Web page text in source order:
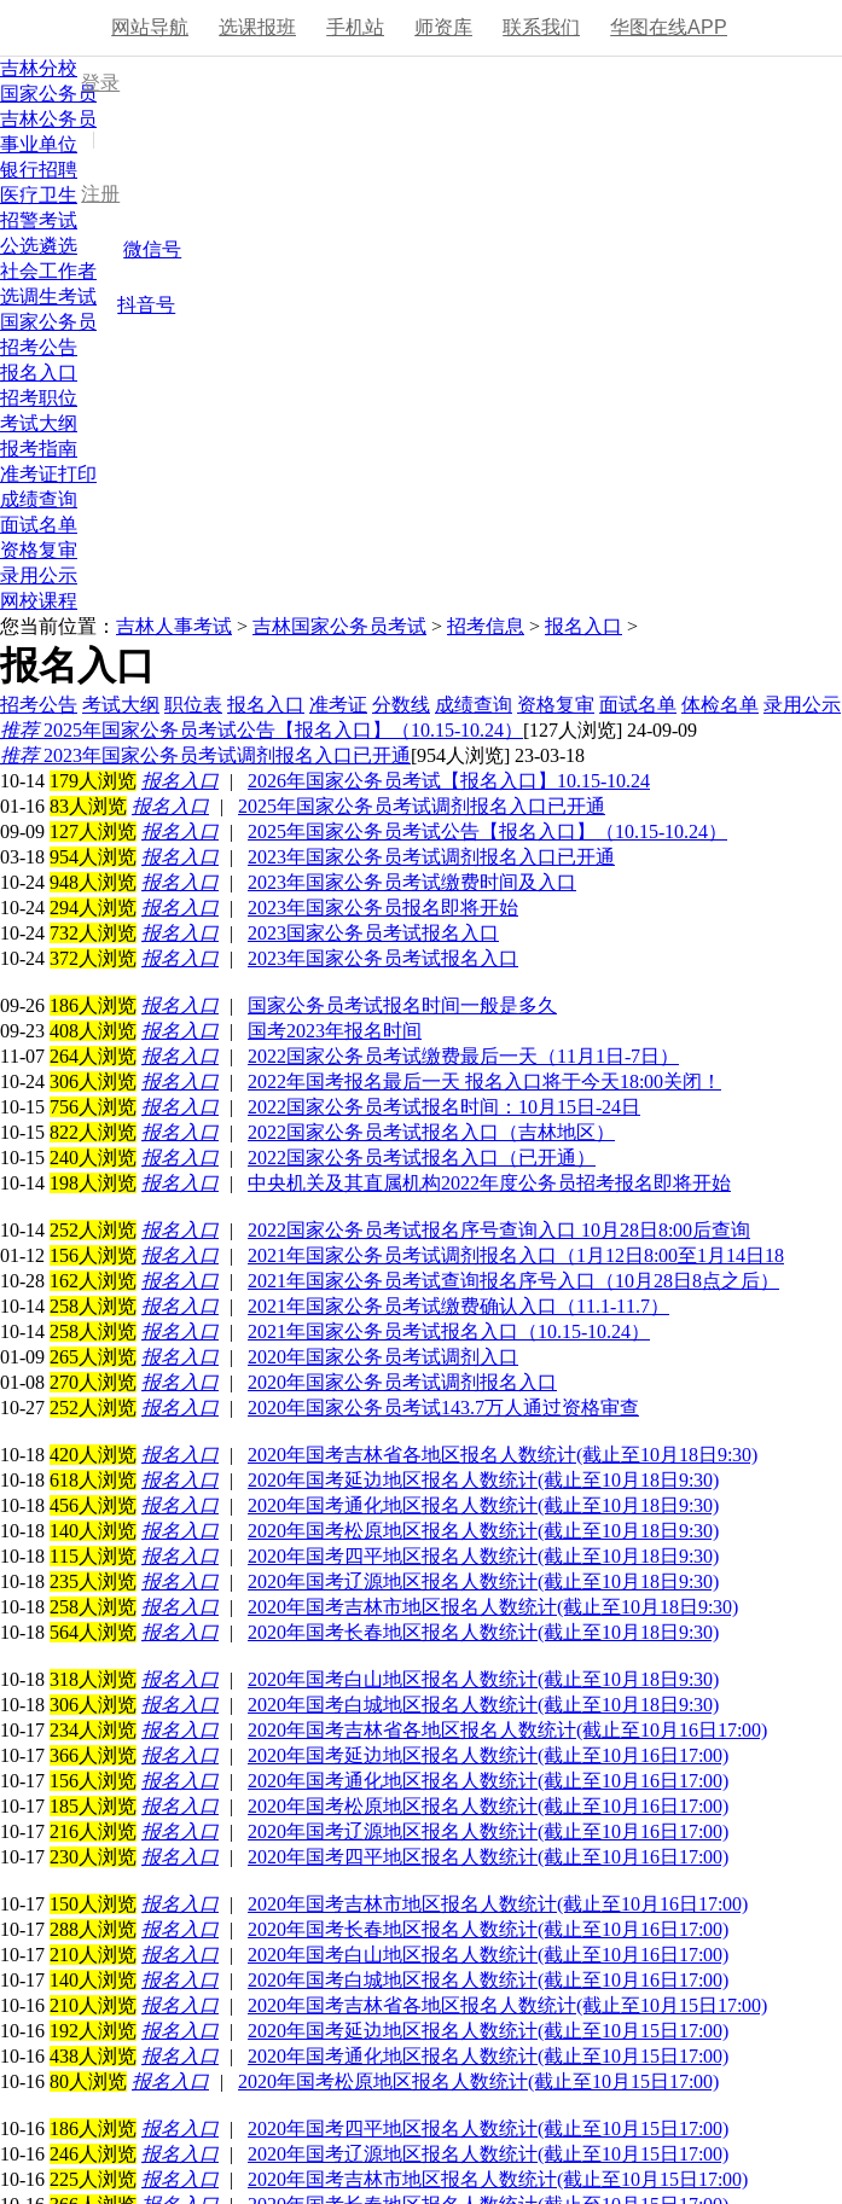
网站导航 选课报班 手机站 师资库 联系我们 华图在线APP
登录
|
注册
微信号
抖音号
吉林分校
国家公务员
吉林公务员
事业单位
银行招聘
医疗卫生
招警考试
公选遴选
社会工作者
选调生考试
国家公务员
招考公告
报名入口
招考职位
考试大纲
报考指南
准考证打印
成绩查询
面试名单
资格复审
录用公示
网校课程
您当前位置： 吉林人事考试 > 吉林国家公务员考试 > 招考信息 > 报名入口 >
报名入口
招考公告 考试大纲 职位表 报名入口 准考证 分数线 成绩查询 资格复审 面试名单 体检名单 录用公示
推荐2025年国家公务员考试公告【报名入口】（10.15-10.24） [127人浏览] 24-09-09
推荐2023年国家公务员考试调剂报名入口已开通[954人浏览] 23-03-18
10-14 179人浏览 报名入口 |
2026年国家公务员考试【报名入口】10.15-10.24
01-16 83人浏览 报名入口 |
2025年国家公务员考试调剂报名入口已开通
09-09 127人浏览 报名入口 |
2025年国家公务员考试公告【报名入口】（10.15-10.24）
03-18 954人浏览 报名入口 |
2023年国家公务员考试调剂报名入口已开通
10-24 948人浏览 报名入口 |
2023年国家公务员考试缴费时间及入口
10-24 294人浏览 报名入口 |
2023年国家公务员报名即将开始
10-24 732人浏览 报名入口 |
2023国家公务员考试报名入口
10-24 372人浏览 报名入口 | 2023年国家公务员考试报名入口
09-26 186人浏览 报名入口 |
国家公务员考试报名时间一般是多久
09-23 408人浏览 报名入口 |
国考2023年报名时间
11-07 264人浏览 报名入口 |
2022国家公务员考试缴费最后一天（11月1日-7日）
10-24 306人浏览 报名入口 |
2022年国考报名最后一天 报名入口将于今天18:00关闭！
10-15 756人浏览 报名入口 |
2022国家公务员考试报名时间：10月15日-24日
10-15 822人浏览 报名入口 |
2022国家公务员考试报名入口（吉林地区）
10-15 240人浏览 报名入口 |
2022国家公务员考试报名入口（已开通）
10-14 198人浏览 报名入口 | 中央机关及其直属机构2022年度公务员招考报名即将开始
10-14 252人浏览 报名入口 |
2022国家公务员考试报名序号查询入口 10月28日8:00后查询
01-12 156人浏览 报名入口 |
2021年国家公务员考试调剂报名入口（1月12日8:00至1月14日18
10-28 162人浏览 报名入口 |
2021年国家公务员考试查询报名序号入口（10月28日8点之后）
10-14 258人浏览 报名入口 |
2021年国家公务员考试缴费确认入口（11.1-11.7）
10-14 258人浏览 报名入口 |
2021年国家公务员考试报名入口（10.15-10.24）
01-09 265人浏览 报名入口 |
2020年国家公务员考试调剂入口
01-08 270人浏览 报名入口 |
2020年国家公务员考试调剂报名入口
10-27 252人浏览 报名入口 | 2020年国家公务员考试143.7万人通过资格审查
10-18 420人浏览 报名入口 |
2020年国考吉林省各地区报名人数统计(截止至10月18日9:30)
10-18 618人浏览 报名入口 |
2020年国考延边地区报名人数统计(截止至10月18日9:30)
10-18 456人浏览 报名入口 |
2020年国考通化地区报名人数统计(截止至10月18日9:30)
10-18 140人浏览 报名入口 |
2020年国考松原地区报名人数统计(截止至10月18日9:30)
10-18 115人浏览 报名入口 |
2020年国考四平地区报名人数统计(截止至10月18日9:30)
10-18 235人浏览 报名入口 |
2020年国考辽源地区报名人数统计(截止至10月18日9:30)
10-18 258人浏览 报名入口 |
2020年国考吉林市地区报名人数统计(截止至10月18日9:30)
10-18 564人浏览 报名入口 | 2020年国考长春地区报名人数统计(截止至10月18日9:30)
10-18 318人浏览 报名入口 |
2020年国考白山地区报名人数统计(截止至10月18日9:30)
10-18 306人浏览 报名入口 |
2020年国考白城地区报名人数统计(截止至10月18日9:30)
10-17 234人浏览 报名入口 |
2020年国考吉林省各地区报名人数统计(截止至10月16日17:00)
10-17 366人浏览 报名入口 |
2020年国考延边地区报名人数统计(截止至10月16日17:00)
10-17 156人浏览 报名入口 |
2020年国考通化地区报名人数统计(截止至10月16日17:00)
10-17 185人浏览 报名入口 |
2020年国考松原地区报名人数统计(截止至10月16日17:00)
10-17 216人浏览 报名入口 |
2020年国考辽源地区报名人数统计(截止至10月16日17:00)
10-17 230人浏览 报名入口 | 2020年国考四平地区报名人数统计(截止至10月16日17:00)
10-17 150人浏览 报名入口 |
2020年国考吉林市地区报名人数统计(截止至10月16日17:00)
10-17 288人浏览 报名入口 |
2020年国考长春地区报名人数统计(截止至10月16日17:00)
10-17 210人浏览 报名入口 |
2020年国考白山地区报名人数统计(截止至10月16日17:00)
10-17 140人浏览 报名入口 |
2020年国考白城地区报名人数统计(截止至10月16日17:00)
10-16 210人浏览 报名入口 |
2020年国考吉林省各地区报名人数统计(截止至10月15日17:00)
10-16 192人浏览 报名入口 |
2020年国考延边地区报名人数统计(截止至10月15日17:00)
10-16 438人浏览 报名入口 |
2020年国考通化地区报名人数统计(截止至10月15日17:00)
10-16 80人浏览 报名入口 | 2020年国考松原地区报名人数统计(截止至10月15日17:00)
10-16 186人浏览 报名入口 |
2020年国考四平地区报名人数统计(截止至10月15日17:00)
10-16 246人浏览 报名入口 |
2020年国考辽源地区报名人数统计(截止至10月15日17:00)
10-16 225人浏览 报名入口 |
2020年国考吉林市地区报名人数统计(截止至10月15日17:00)